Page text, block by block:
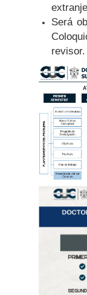
Será
revisor.